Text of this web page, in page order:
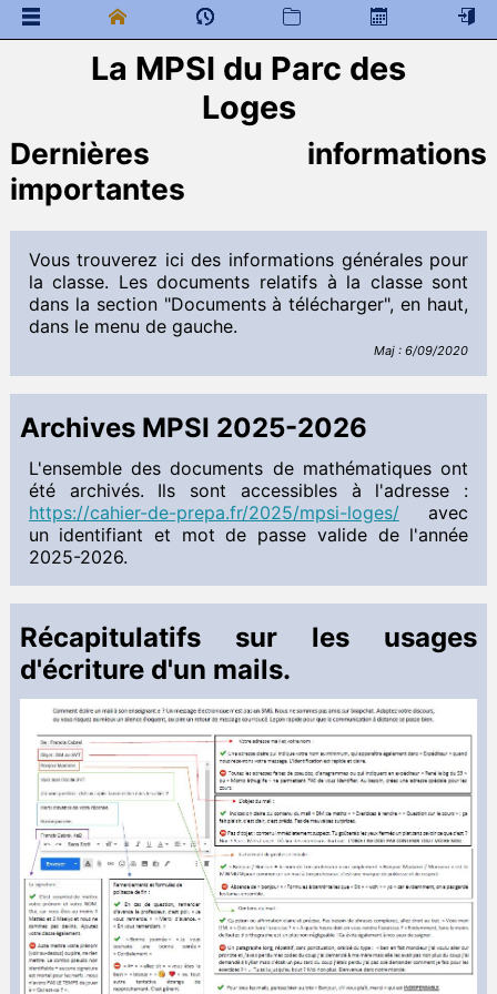
La MPSI du Parc des
Loges
Documents généraux
Rapports de concours
Citations
Programme de colles
Documents à télécharger
Cours
Interro
Informatique
Informations générales
Documents à télécharger
Cours
Interro
Français
Documents à télécharger
Sciences de l'Ingénieur
Anglais
Documents à télécharger
TIPE
Informations
Dernières informations
importantes
Vous trouverez ici des informations générales pour
la classe. Les documents relatifs à la classe sont
dans la section "Documents à télécharger", en haut,
dans le menu de gauche.
Maj : 6/09/2020
Archives MPSI 2025-2026
L'ensemble des documents de mathématiques ont
été archivés. Ils sont accessibles à l'adresse :
https://cahier-de-prepa.fr/2025/mpsi-loges/avec
un identifiant et mot de passe valide de l'année
2025-2026.
Récapitulatifs sur les usages
d'écriture d'un mails.